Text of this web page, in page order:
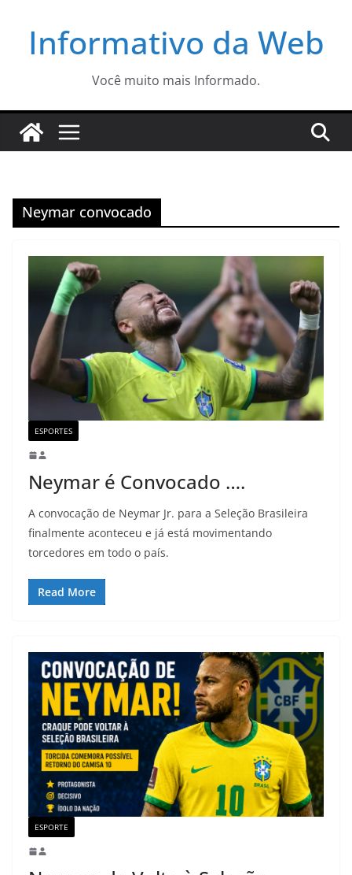
Informativo da Web
Você muito mais Informado.
Neymar convocado
ESPORTES
Neymar é Convocado ….
A convocação de Neymar Jr. para a Seleção Brasileira
finalmente aconteceu e já está movimentando
torcedores em todo o país.
Read More
ESPORTE